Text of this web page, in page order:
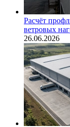
Расчёт
ветровых
26.06.2026